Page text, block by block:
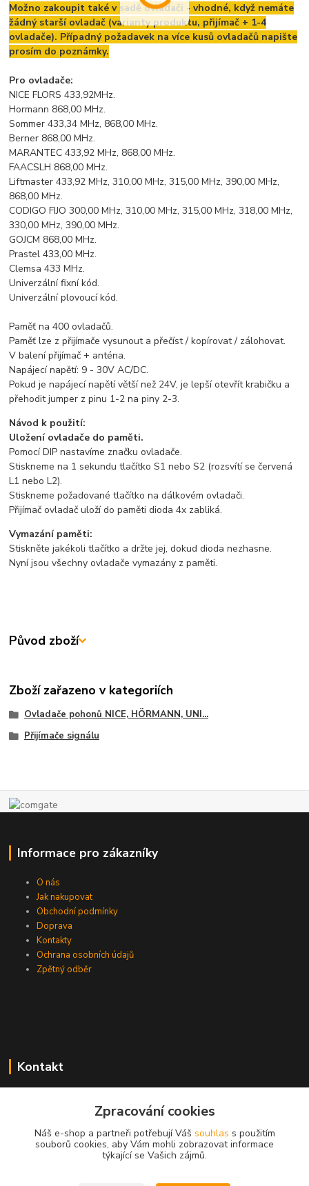
Možno zakoupit také v sadě ovladači - vhodné, když nemáte
žádný starší ovladač (varianty produktu, přijímač + 1-4
ovladače). Případný požadavek na více kusů ovladačů napište
prosím do poznámky.
Pro ovladače:
NICE FLORS 433,92MHz.
Hormann 868,00 MHz.
Sommer 433,34 MHz, 868,00 MHz.
Berner 868,00 MHz.
MARANTEC 433,92 MHz, 868,00 MHz.
FAACSLH 868,00 MHz.
Liftmaster 433,92 MHz, 310,00 MHz, 315,00 MHz, 390,00 MHz,
868,00 MHz.
CODIGO FIJO 300,00 MHz, 310,00 MHz, 315,00 MHz, 318,00 MHz,
330,00 MHz, 390,00 MHz.
GOJCM 868,00 MHz.
Prastel 433,00 MHz.
Clemsa 433 MHz.
Univerzální fixní kód.
Univerzální plovoucí kód.
Paměť na 400 ovladačů.
Paměť lze z přijímače vysunout a přečíst / kopírovat / zálohovat.
V balení přijímač + anténa.
Napájecí napětí: 9 - 30V AC/DC.
Pokud je napájecí napětí větší než 24V, je lepší otevřít krabičku a
přehodit jumper z pinu 1-2 na piny 2-3.
Návod k použití:
Uložení ovladače do paměti.
Pomocí DIP nastavíme značku ovladače.
Stiskneme na 1 sekundu tlačítko S1 nebo S2 (rozsvítí se červená
L1 nebo L2).
Stiskneme požadované tlačítko na dálkovém ovladači.
Přijímač ovladač uloží do paměti dioda 4x zabliká.
Vymazání paměti:
Stiskněte jakékoli tlačítko a držte jej, dokud dioda nezhasne.
Nyní jsou všechny ovladače vymazány z paměti.
Původ zboží
Zboží zařazeno v kategoriích
Ovladače pohonů NICE, HÖRMANN, UNI...
Přijímače signálu
Informace pro zákazníky
O nás
Jak nakupovat
Obchodní podmínky
Doprava
Kontakty
Ochrana osobních údajů
Zpětný odběr
Kontakt
Zpracování cookies
Náš e-shop a partneři potřebují Váš souhlas s použitím
souborů cookies, aby Vám mohli zobrazovat informace
týkající se Vašich zájmů.